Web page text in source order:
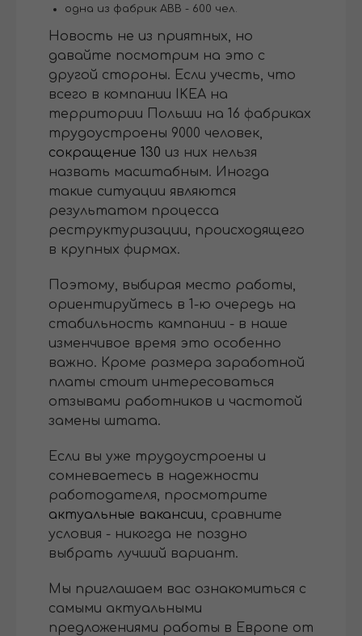
одна из фабрик АВВ - 600 чел.
Новость не из приятных, но
давайте посмотрим на это с
другой стороны. Если учесть, что
всего в компании IKEA на
территории Польши на 16 фабриках
трудоустроены 9000 человек,
сокращение 130 из них нельзя
назвать масштабным. Иногда
такие ситуации являются
результатом процесса
реструктуризации, происходящего
в крупных фирмах.
Поэтому, выбирая место работы,
ориентируйтесь в 1-ю очередь на
стабильность кампании - в наше
изменчивое время это особенно
важно. Кроме размера заработной
платы стоит интересоваться
отзывами работников и частотой
замены штата.
Если вы уже трудоустроены и
сомневаетесь в надежности
работодателя, просмотрите
актуальные вакансии , сравните
условия - никогда не поздно
выбрать лучший вариант.
Мы приглашаем вас ознакомиться с
самыми актуальными
предложениями работы в Европе от